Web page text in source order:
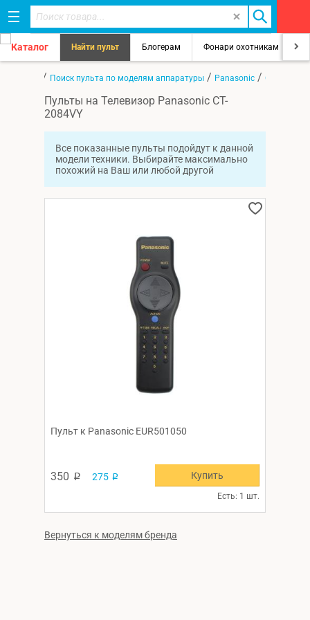
Каталог Найти пульт Блогерам Фонари охотникам
/ Поиск пульта по моделям аппаратуры / Panasonic / CT-2084VY
Пульты на Телевизор Panasonic CT-
2084VY
Все показанные пульты подойдут к данной
модели техники. Выбирайте максимально
похожий на Ваш или любой другой
Пульт к Panasonic EUR501050
350 p 275 p
Есть: 1 шт.
Купить
Вернуться к моделям бренда